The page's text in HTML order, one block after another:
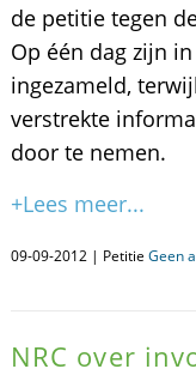
de petitie tegen
Op één dag zijn
ingezameld,
verstrekte
door te nemen.
+Lees meer...
09-09-2012 | Petitie Geen
NRC over